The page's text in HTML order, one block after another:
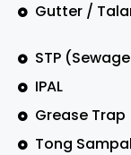
Gutter /
STP
IPAL
Grease Trap
Tong